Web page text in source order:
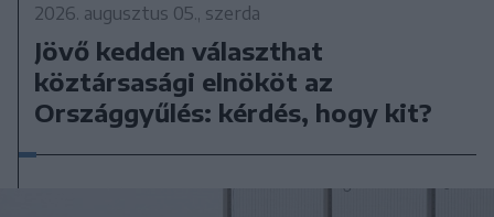
2026. augusztus 05., szerda
Jövő kedden választhat
köztársasági elnököt az
Országgyűlés: kérdés, hogy kit?